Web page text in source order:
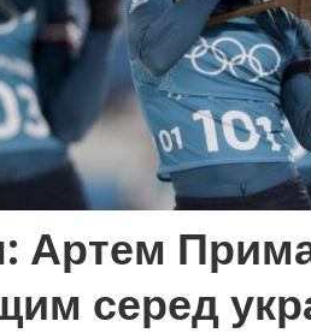
Артем
серед